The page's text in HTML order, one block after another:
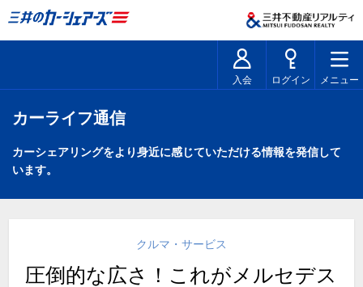
入会 ログイン メニュー
カーライフ通信
カーシェアリングをより身近に感じていただける情報を発信して
います。
クルマ・サービス
圧倒的な広さ！これがメルセデス